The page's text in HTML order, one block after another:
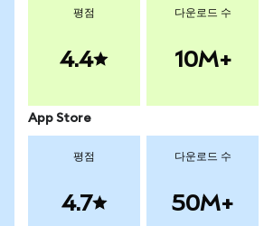
평점
4.4
다운로드 수
10M+
App Store
평점
4.7
다운로드 수
50M+